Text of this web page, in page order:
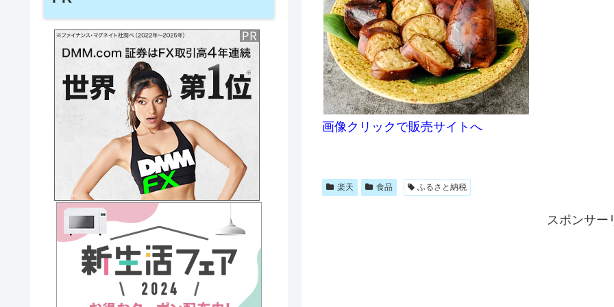
画像クリックで販売サイトへ
楽天 食品 ふるさと納税
スポンサー